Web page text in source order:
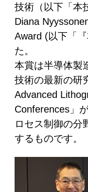
技術（以下「本
Diana
Award (以下「
た。
本賞は半導体製
技術の最新の研
Advanced
Conferences」
ロセス制御の分
するものです。